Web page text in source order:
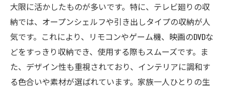
大限に活かしたものが多いです。特に、テレビ廻りの収
納では、オープンシェルフや引き出しタイプの収納が人
気です。これにより、リモコンやゲーム機、映画のDVDな
どをすっきり収納でき、使用する際もスムーズです。ま
た、デザイン性も重視されており、インテリアに調和す
る色合いや素材が選ばれています。家族一人ひとりの生